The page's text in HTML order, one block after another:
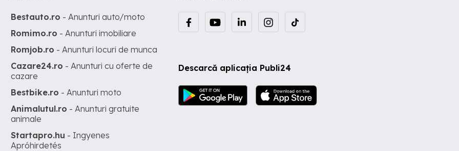
Descarcă aplicația Publi24
Bestauto.ro - Anunturi auto/moto
Romimo.ro - Anunturi imobiliare
Romjob.ro - Anunturi locuri de munca
Cazare24.ro - Anunturi cu oferte de
cazare
Bestbike.ro - Anunturi moto
Animalutul.ro - Anunturi gratuite
animale
Startapro.hu - Ingyenes
Apróhirdetés